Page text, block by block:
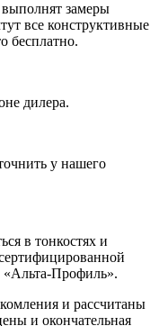
замеры
все конструктивные
бесплатно.
дилера.
у нашего
в тонкостях и
Профиль».
и рассчитаны
и окончательная